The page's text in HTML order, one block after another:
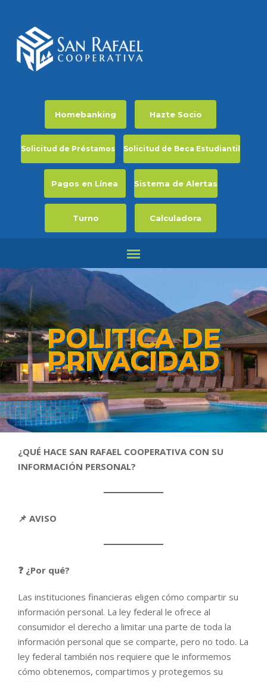
Homebanking Hazte Socio
Solicitud de Préstamos Solicitud de Beca Estudiantil
Pagos en Línea Sistema de Alertas
Turno Calculadora
POLITICA DE
PRIVACIDAD
¿QUÉ HACE SAN RAFAEL COOPERATIVA CON SU
INFORMACIÓN PERSONAL?
📌 AVISO
❓ ¿Por qué?
Las instituciones financieras eligen cómo compartir su
información personal. La ley federal le ofrece al
consumidor el derecho a limitar una parte de toda la
información personal que se comparte, pero no todo. La
ley federal también nos requiere que le informemos
cómo obtenemos, compartimos y protegemos su